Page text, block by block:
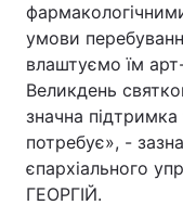
умови
влаштуємо їм
Великдень
значна підтримка
потребує», -
єпархіального
ГЕОРГІЙ.